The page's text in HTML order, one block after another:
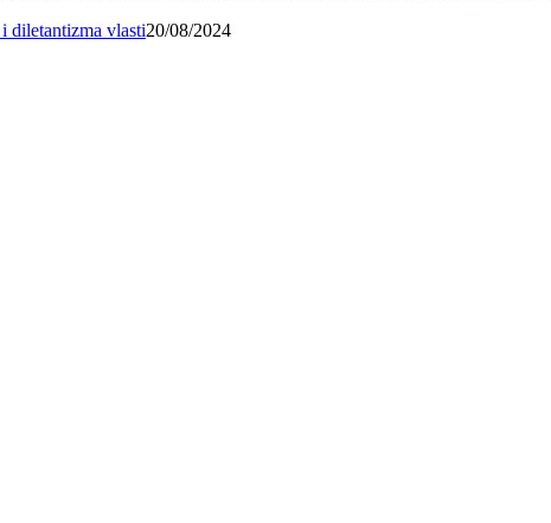
diletantizma vlasti20/08/2024